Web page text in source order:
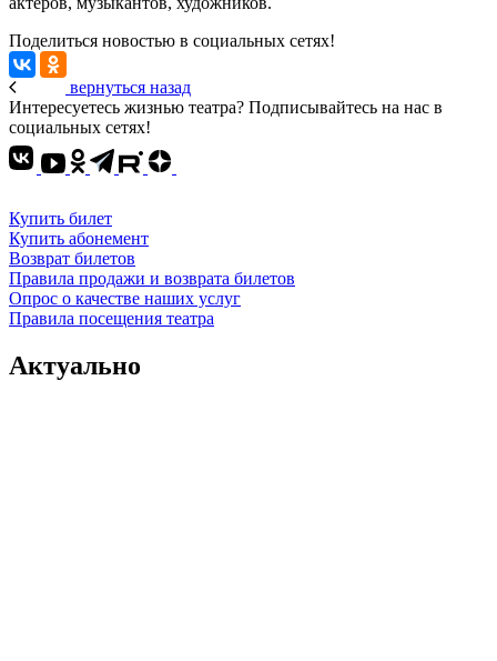
Поделиться новостью в социальных сетях!
вернуться назад
Интересуетесь жизнью театра? Подписывайтесь на нас в
социальных сетях!
Купить билет
Купить абонемент
Возврат билетов
Правила продажи и возврата билетов
Опрос о качестве наших услуг
Правила посещения театра
Актуально